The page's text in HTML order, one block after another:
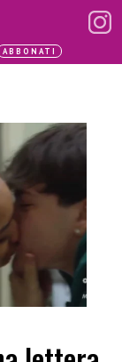
ABBONATI